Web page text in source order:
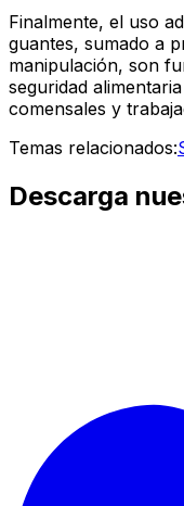
Finalmente, el uso
guantes, sumado a
manipulación, son
seguridad
comensales y
Temas relacionados:
Descarga